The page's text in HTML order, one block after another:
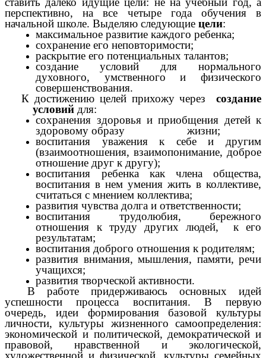
перспективно, на все четыре года обучения в
начальной школе. Выделяю следующие цели:
максимальное развитие каждого ребенка;
сохранение его неповторимости;
раскрытие его потенциальных талантов;
создание условий для нормального
духовного, умственного и физического
совершенствования.
К достижению целей прихожу через создание
условий для:
сохранения здоровья и приобщения детей к
здоровому образу жизни;
воспитания уважения к себе и другим
(взаимоотношения, взаимопонимание, доброе
отношение друг к другу);
воспитания ребенка как члена общества,
воспитания в нем умения жить в коллективе,
считаться с мнением коллектива;
развития чувства долга и ответственности;
воспитания трудолюбия, бережного
отношения к труду других людей, к его
результатам;
воспитания доброго отношения к родителям;
развития внимания, мышления, памяти, речи
учащихся;
развития творческой активности.
В работе придерживаюсь основных идей
успешности процесса воспитания. В первую
очередь, идеи формирования базовой культуры
личности, культуры жизненного самоопределения:
экономической и политической, демократической и
правовой, нравственной и экологической,
художественной и физической, культуры семейных